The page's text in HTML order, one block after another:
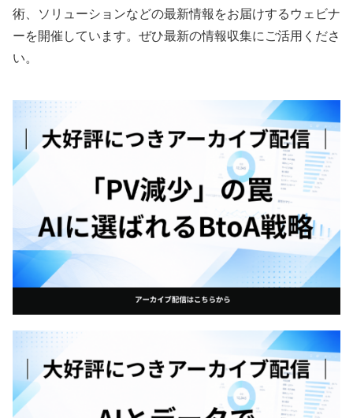
術、ソリューションなどの最新情報をお届けするウェビナ
ーを開催しています。ぜひ最新の情報収集にご活用くださ
い。